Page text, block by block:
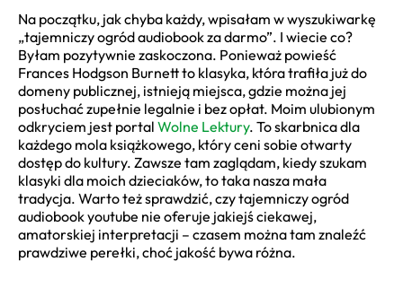
Na początku, jak chyba każdy, wpisałam w wyszukiwarkę
„tajemniczy ogród audiobook za darmo”. I wiecie co?
Byłam pozytywnie zaskoczona. Ponieważ powieść
Frances Hodgson Burnett to klasyka, która trafiła już do
domeny publicznej, istnieją miejsca, gdzie można jej
posłuchać zupełnie legalnie i bez opłat. Moim ulubionym
odkryciem jest portal Wolne Lektury. To skarbnica dla
każdego mola książkowego, który ceni sobie otwarty
dostęp do kultury. Zawsze tam zaglądam, kiedy szukam
klasyki dla moich dzieciaków, to taka nasza mała
tradycja. Warto też sprawdzić, czy tajemniczy ogród
audiobook youtube nie oferuje jakiejś ciekawej,
amatorskiej interpretacji – czasem można tam znaleźć
prawdziwe perełki, choć jakość bywa różna.